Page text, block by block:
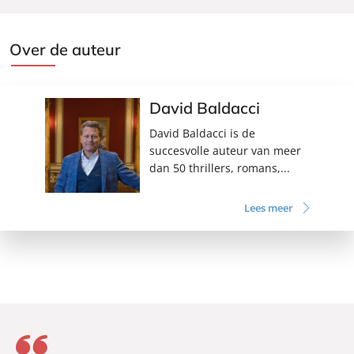
Over de auteur
David Baldacci
David Baldacci is de
succesvolle auteur van meer
dan 50 thrillers, romans,...
Lees meer